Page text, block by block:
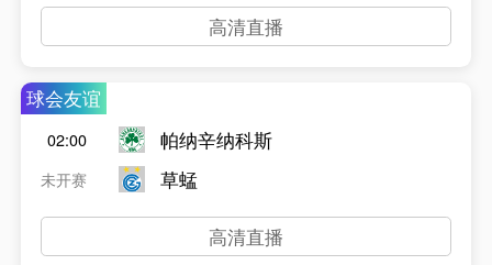
高清直播
球会友谊
02:00
未开赛
帕纳辛纳科斯
草蜢
高清直播